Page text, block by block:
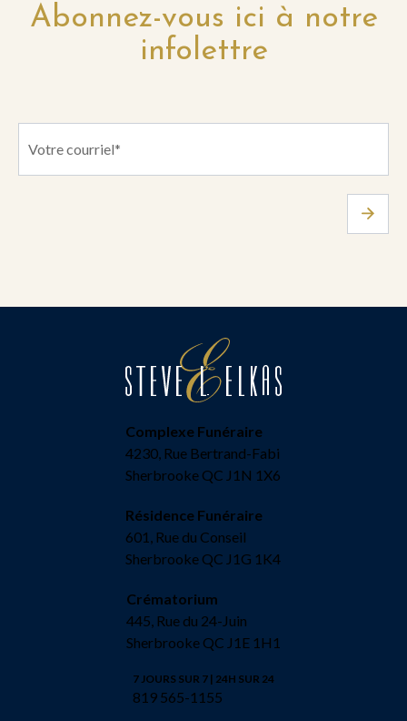
Abonnez-vous ici à notre
infolettre
Complexe Funéraire
4230, Rue Bertrand-Fabi
Sherbrooke QC J1N 1X6
Résidence Funéraire
601, Rue du Conseil
Sherbrooke QC J1G 1K4
Crématorium
445, Rue du 24-Juin
Sherbrooke QC J1E 1H1
7 JOURS SUR 7 | 24H SUR 24
819 565-1155